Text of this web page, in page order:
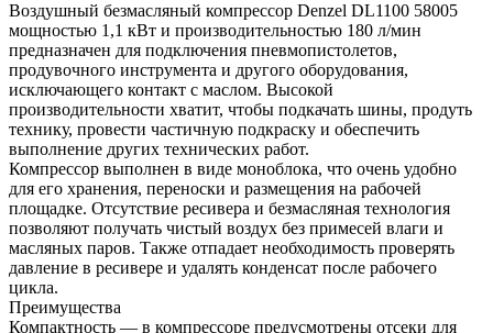
Воздушный безмасляный компрессор Denzel DL1100 58005
мощностью 1,1 кВт и производительностью 180 л/мин
предназначен для подключения пневмопистолетов,
продувочного инструмента и другого оборудования,
исключающего контакт с маслом. Высокой
производительности хватит, чтобы подкачать шины, продуть
технику, провести частичную подкраску и обеспечить
выполнение других технических работ.
Компрессор выполнен в виде моноблока, что очень удобно
для его хранения, переноски и размещения на рабочей
площадке. Отсутствие ресивера и безмасляная технология
позволяют получать чистый воздух без примесей влаги и
масляных паров. Также отпадает необходимость проверять
давление в ресивере и удалять конденсат после рабочего
цикла.
Преимущества
Компактность — в компрессоре предусмотрены отсеки для